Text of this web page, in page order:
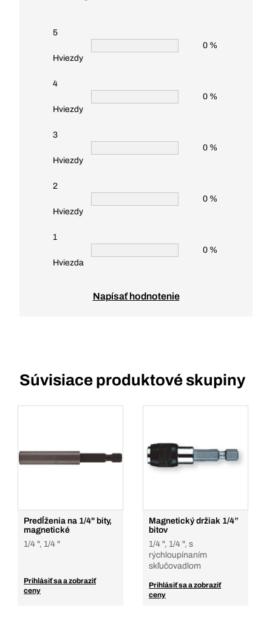
5
Hviezdy
0 %
4
Hviezdy
0 %
3
Hviezdy
0 %
2
Hviezdy
0 %
1
Hviezda
0 %
Napísať hodnotenie
Súvisiace produktové skupiny
Predĺženia na 1/4" bity,
magnetické
1/4 ", 1/4 "
Prihlásiť sa a zobraziť
ceny
Magnetický držiak 1/4”
bitov
1/4 ", 1/4 ", s
rýchloupínaním
skľučovadlom
Prihlásiť sa a zobraziť
ceny